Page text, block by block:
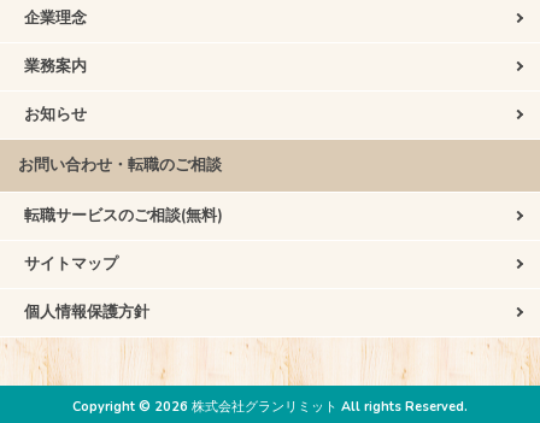
企業理念
業務案内
お知らせ
お問い合わせ・転職のご相談
転職サービスのご相談(無料)
サイトマップ
個人情報保護方針
Copyright © 2026 株式会社グランリミット All rights Reserved.